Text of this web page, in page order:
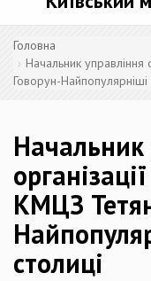
Головна
Начальник управління
Говорун-Найпопулярніші
Начальник
КМЦЗ
столиці